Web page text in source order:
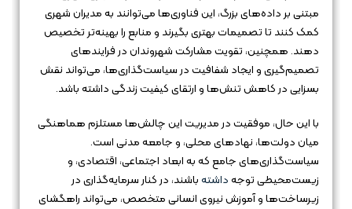
مبتنی بر داده‌های بزرگ، این فناوری‌ها می‌توانند به مدیران شهری
کمک کنند تا تصمیمات بهتری بگیرند و منابع را بهینه‌تر تخصیص
دهند. همچنین، تقویت مشارکت شهروندان در فرایندهای
تصمیم‌گیری و ایجاد شفافیت در سیاست‌گذاری‌ها، می‌تواند نقش
بسزایی در کاهش تنش‌ها و ارتقای کیفیت زندگی داشته باشد.
با این حال، موفقیت در مدیریت این چالش‌ها مستلزم هماهنگی
میان دولت‌ها، نهادهای محلی، و جامعه مدنی است.
سیاست‌گذاری‌های جامع که به ابعاد اجتماعی، اقتصادی، و
زیست‌محیطی توجهداشتهباشند، در کنار سرمایه‌گذاری در
زیرساخت‌ها و آموزش نیروی انسانی متخصص، می‌تواند راهگشای